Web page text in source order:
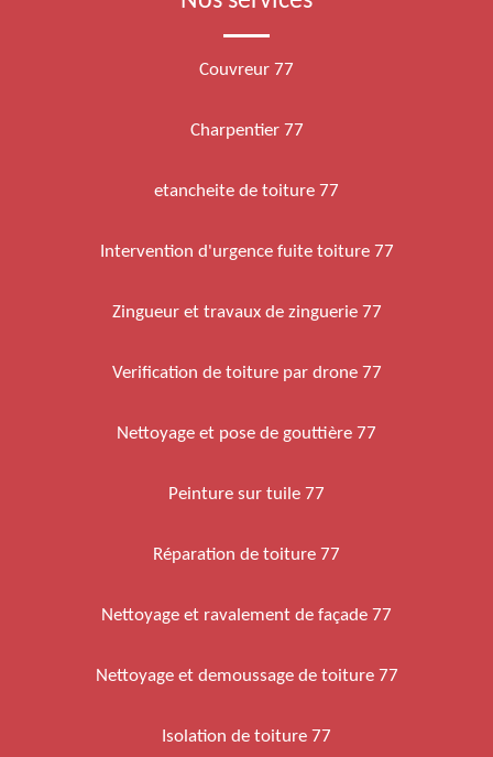
Couvreur 77
Charpentier 77
etancheite de toiture 77
Intervention d'urgence fuite toiture 77
Zingueur et travaux de zinguerie 77
Verification de toiture par drone 77
Nettoyage et pose de gouttière 77
Peinture sur tuile 77
Réparation de toiture 77
Nettoyage et ravalement de façade 77
Nettoyage et demoussage de toiture 77
Isolation de toiture 77